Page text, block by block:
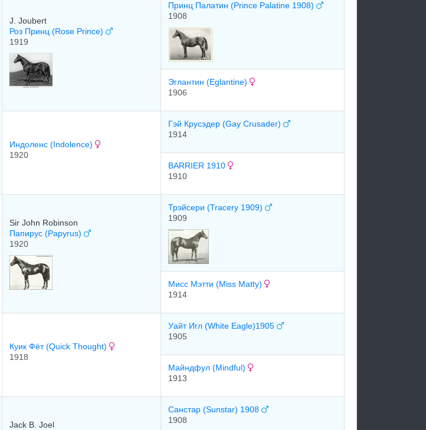
J. Joubert
Роз Принц (Rose Prince)
1919
Принц Палатин (Prince Palatine 1908)
1908
Эглантин (Eglantine)
1906
Индоленс (Indolence)
1920
Гэй Крусэдер (Gay Crusader)
1914
BARRIER 1910
1910
Sir John Robinson
Папирус (Papyrus)
1920
Трэйсери (Tracery 1909)
1909
Мисс Мэтти (Miss Matty)
1914
Куик Фёт (Quick Thought)
1918
Уайт Игл (White Eagle)1905
1905
Майндфул (Mindful)
1913
Jack B. Joel
Санстар (Sunstar) 1908
1908